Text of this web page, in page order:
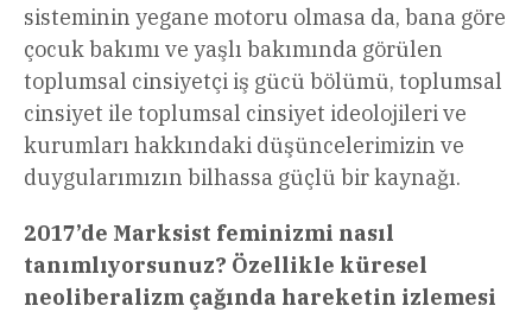
sisteminin yegane motoru olmasa da, bana göre
çocuk bakımı ve yaşlı bakımında görülen
toplumsal cinsiyetçi iş gücü bölümü, toplumsal
cinsiyet ile toplumsal cinsiyet ideolojileri ve
kurumları hakkındaki düşüncelerimizin ve
duygularımızın bilhassa güçlü bir kaynağı.
2017’de Marksist feminizmi nasıl
tanımlıyorsunuz? Özellikle küresel
neoliberalizm çağında hareketin izlemesi